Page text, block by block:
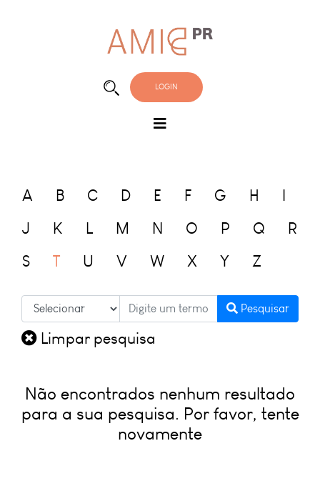
LOGIN
A B C D E F G H
I
J
K L M N O P Q
R
S
T U V W X Y Z
Pesquisar
Limpar pesquisa
Não encontrados nenhum resultado
para a sua pesquisa. Por favor, tente
novamente